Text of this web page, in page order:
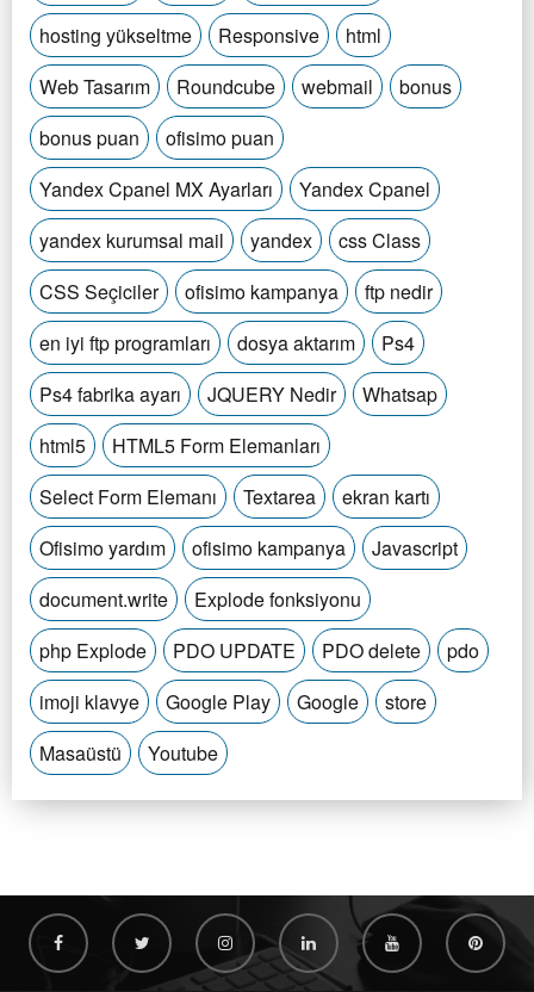
hosting yükseltme
Responsive
html
Web Tasarım
Roundcube webmail
bonus
bonus puan
ofisimo puan
Yandex Cpanel MX Ayarları
Yandex Cpanel
yandex kurumsal mail
yandex
css Class
CSS Seçiciler
ofisimo kampanya
ftp nedir
en iyi ftp programları
dosya aktarım
Ps4
Ps4 fabrika ayarı
JQUERY Nedir
Whatsap
html5
HTML5 Form Elemanları
Select Form Elemanı
Textarea
ekran kartı
Ofisimo yardım
ofisimo kampanya
Javascript
document.write
Explode fonksiyonu
php Explode
PDO UPDATE PDO delete
pdo
imoji klavye
Google Play Google
store
Masaüstü
Youtube